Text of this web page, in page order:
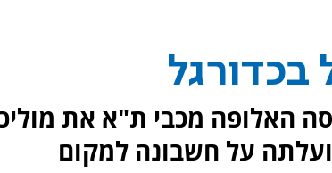
האלופה מכבי ת"א את
הטבלה הפועל באר שבע בתוצאה 3:1 ועלתה על חשבונה למקום